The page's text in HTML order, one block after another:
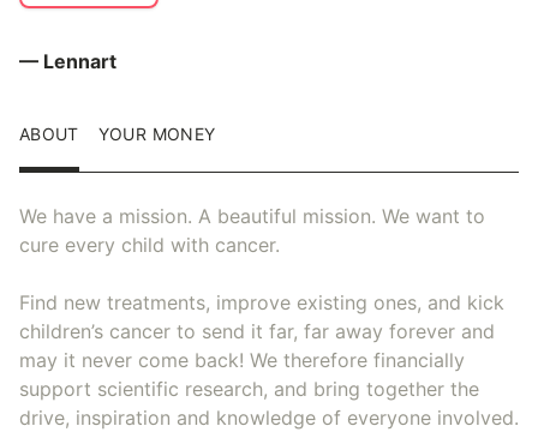
— Lennart
ABOUT YOUR MONEY
We have a mission. A beautiful mission. We want to
cure every child with cancer.
Find new treatments, improve existing ones, and kick
children’s cancer to send it far, far away forever and
may it never come back! We therefore financially
support scientific research, and bring together the
drive, inspiration and knowledge of everyone involved.